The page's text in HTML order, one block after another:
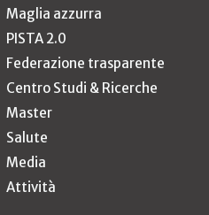
Maglia azzurra
PISTA 2.0
Federazione trasparente
Centro Studi & Ricerche
Master
Salute
Media
Attività